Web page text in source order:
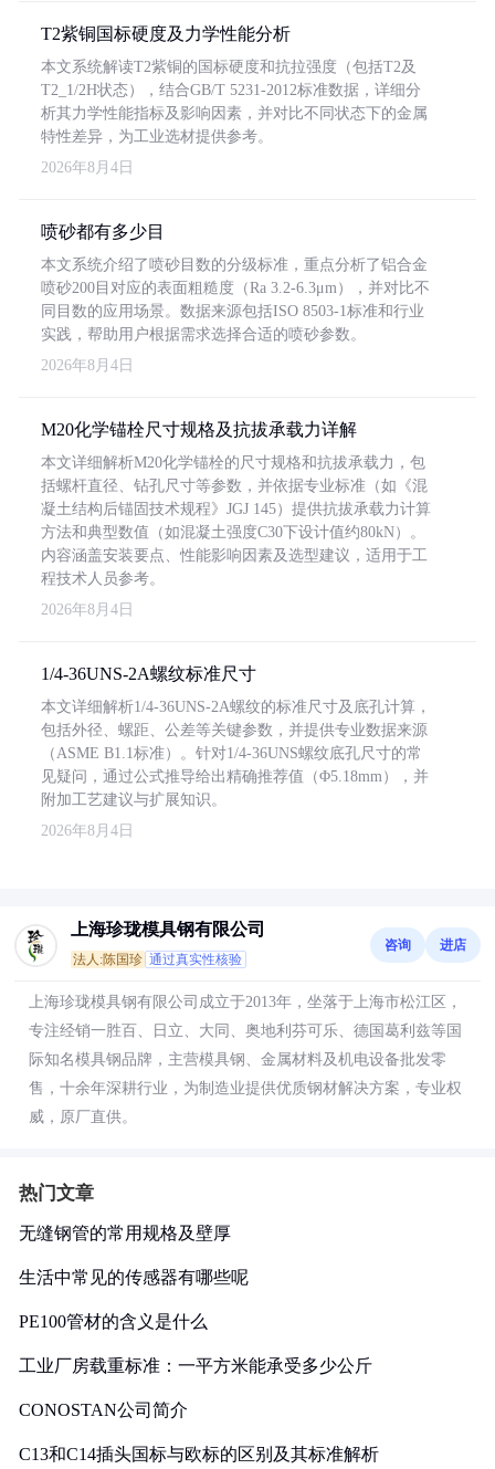
T2紫铜国标硬度及力学性能分析
本文系统解读T2紫铜的国标硬度和抗拉强度（包括T2及
T2_1/2H状态），结合GB/T 5231-2012标准数据，详细分
析其力学性能指标及影响因素，并对比不同状态下的金属
特性差异，为工业选材提供参考。
2026年8月4日
喷砂都有多少目
本文系统介绍了喷砂目数的分级标准，重点分析了铝合金
喷砂200目对应的表面粗糙度（Ra 3.2-6.3μm），并对比不
同目数的应用场景。数据来源包括ISO 8503-1标准和行业
实践，帮助用户根据需求选择合适的喷砂参数。
2026年8月4日
M20化学锚栓尺寸规格及抗拔承载力详解
本文详细解析M20化学锚栓的尺寸规格和抗拔承载力，包
括螺杆直径、钻孔尺寸等参数，并依据专业标准（如《混
凝土结构后锚固技术规程》JGJ 145）提供抗拔承载力计算
方法和典型数值（如混凝土强度C30下设计值约80kN）。
内容涵盖安装要点、性能影响因素及选型建议，适用于工
程技术人员参考。
2026年8月4日
1/4-36UNS-2A螺纹标准尺寸
本文详细解析1/4-36UNS-2A螺纹的标准尺寸及底孔计算，
包括外径、螺距、公差等关键参数，并提供专业数据来源
（ASME B1.1标准）。针对1/4-36UNS螺纹底孔尺寸的常
见疑问，通过公式推导给出精确推荐值（Φ5.18mm），并
附加工艺建议与扩展知识。
2026年8月4日
上海珍珑模具钢有限公司
法人:陈国珍 通过真实性核验
咨询 进店
上海珍珑模具钢有限公司成立于2013年，坐落于上海市松江区，
专注经销一胜百、日立、大同、奥地利芬可乐、德国葛利兹等国
际知名模具钢品牌，主营模具钢、金属材料及机电设备批发零
售，十余年深耕行业，为制造业提供优质钢材解决方案，专业权
威，原厂直供。
热门文章
无缝钢管的常用规格及壁厚
生活中常见的传感器有哪些呢
PE100管材的含义是什么
工业厂房载重标准：一平方米能承受多少公斤
CONOSTAN公司简介
C13和C14插头国标与欧标的区别及其标准解析